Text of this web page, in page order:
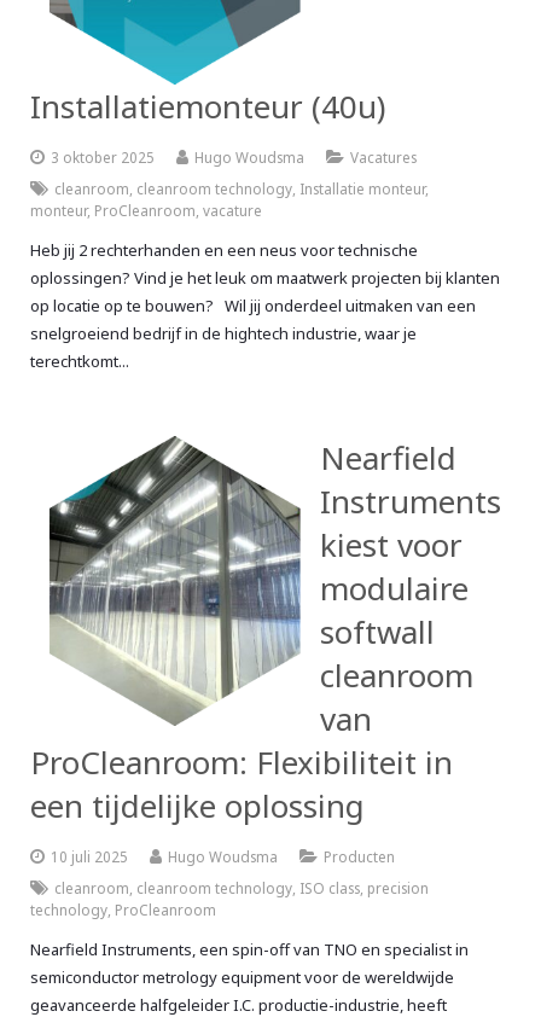
Installatiemonteur (40u)
3 oktober 2025 Hugo Woudsma
Vacatures
cleanroom cleanroom technology Installatie monteur,
monteur, ProCleanroom vacature
Heb jij 2 rechterhanden en een neus voor technische
oplossingen? Vind je het leuk om maatwerk projecten bij klanten
op locatie op te bouwen? Wil jij onderdeel uitmaken van een
snelgroeiend bedrijf in de hightech industrie, waar je
terechtkomt...
Nearfield
Instruments
kiest voor
modulaire
softwall
cleanroom
van
ProCleanroom: Flexibiliteit in
een tijdelijke oplossing
10 juli 2025 Hugo Woudsma
Producten
cleanroom cleanroom technology ISO class precision
technology ProCleanroom
Nearfield Instruments, een spin-off van TNO en specialist in
semiconductor metrology equipment voor de wereldwijde
geavanceerde halfgeleider I.C. productie-industrie, heeft